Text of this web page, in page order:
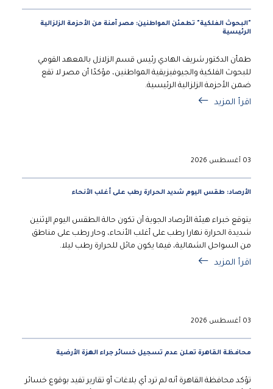
"البحوث الفلكية" تطمئن المواطنين: مصر آمنة من الأحزمة الزلزالية
الرئيسية
طمأن الدكتور شريف الهادي رئيس قسم الزلازل بالمعهد القومي
للبحوث الفلكية والجيوفيزيقية المواطنين، مؤكدًا أن مصر لا تقع
ضمن الأحزمة الزلزالية الرئيسية.
اقرأ المزيد
03 أغسطس 2026
الأرصاد: طقس اليوم شديد الحرارة رطب على أغلب الأنحاء
يتوقع خبراء هيئة الأرصاد الجوية أن تكون حالة الطقس اليوم الإثنين
شديدة الحرارة نهارا رطب على أغلب الأنحاء، وحار رطب على مناطق
من السواحل الشمالية، فيما يكون مائل للحرارة رطب ليلا.
اقرأ المزيد
03 أغسطس 2026
محافظة القاهرة تعلن عدم تسجيل خسائر جراء الهزة الأرضية
تؤكد محافظة القاهرة أنه لم ترد أي بلاغات أو تقارير تفيد بوقوع خسائر